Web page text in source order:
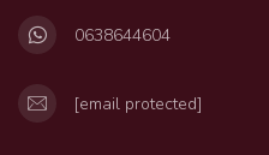
0638644604
[email protected]